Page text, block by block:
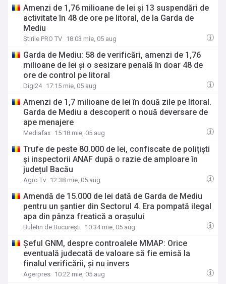
Amenzi de 1,76 milioane de lei și 13 suspendări de
activitate în 48 de ore pe litoral, de la Garda de
Mediu
Știrile PRO TV 18:03 mie, 05 aug
Garda de Mediu: 58 de verificări, amenzi de 1,76
milioane de lei şi o sesizare penală în doar 48 de
ore de control pe litoral
Digi24 17:15 mie, 05 aug
Amenzi de 1,7 milioane de lei în două zile pe litoral.
Garda de Mediu a descoperit o nouă deversare de
ape menajere
Mediafax 15:18 mie, 05 aug
Trufe de peste 80.000 de lei, confiscate de polițiști
și inspectorii ANAF după o razie de amploare în
județul Bacău
Agro Tv 12:38 mie, 05 aug
Amendă de 15.000 de lei dată de Garda de Mediu
pentru un șantier din Sectorul 4. Era pompată ilegal
apa din pânza freatică a orașului
Buletin de București 10:34 mie, 05 aug
Șeful GNM, despre controalele MMAP: Orice
eventuală judecată de valoare să fie emisă la
finalul verificării, și nu invers
Agerpres 10:22 mie, 05 aug